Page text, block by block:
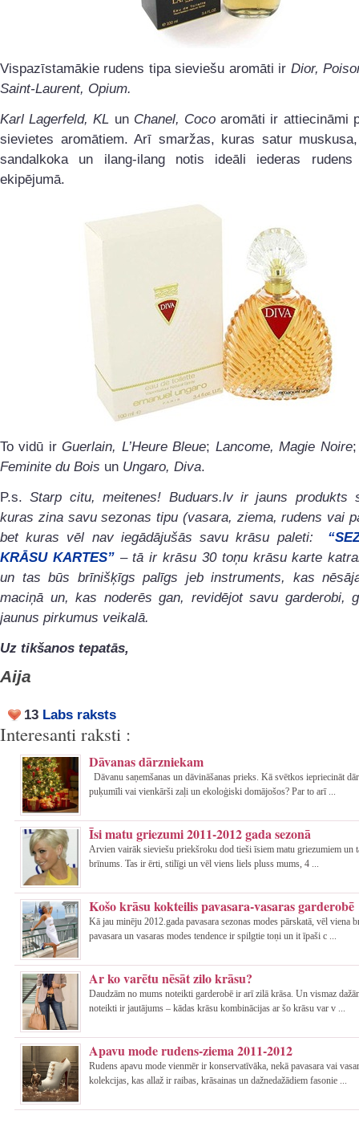
Vispazīstamākie rudens tipa sieviešu aromāti ir Dior,
Saint-Laurent, Opium.
Karl Lagerfeld, KL un Chanel, Coco aromāti ir attiecināmi
sievietes aromātiem. Arī smaržas, kuras satur
sandalkoka un ilang-ilang notis ideāli iederas rudens
ekipējumā.
To vidū irGuerlain, L’Heure Bleue; Lancome, Magie Noire
Feminite du Bois un Ungaro, Diva.
P.s.Starp citu, meitenes! Buduars.lv ir jauns produkts
kuras zina savu sezonas tipu (vasara, ziema, rudens vai
bet kuras vēl nav iegādājušās savu krāsu paleti:
KRĀSU KARTES”– tā ir krāsu 30 toņu krāsu karte
un tas būs brīnišķīgs palīgs jeb instruments, kas
maciņā un, kas noderēs gan, revidējot savu garderobi,
jaunus pirkumus veikalā.
Uz tikšanos tepatās,
Aija
13 Labs raksts
Interesanti raksti :
Dāvanas dārzniekam
Dāvanu saņemšanas un dāvināšanas prieks. Kā svētkos iepriecināt
puķumīli vai vienkārši zaļi un ekoloģiski domājošos? Par to arī ...
Īsi matu griezumi 2011-2012 gada sezonā
Arvien vairāk sieviešu priekšroku dod tieši īsiem matu griezumiem un
brīnums. Tas ir ērti, stilīgi un vēl viens liels pluss mums, 4 ...
Košo krāsu kokteilis pavasara-vasaras garderobē
Kā jau minēju 2012.gada pavasara sezonas modes pārskatā, vēl viena
pavasara un vasaras modes tendence ir spilgtie toņi un it īpaši c ...
Ar ko varētu nēsāt zilo krāsu?
Daudzām no mums noteikti garderobē ir arī zilā krāsa. Un vismaz
noteikti ir jautājums – kādas krāsu kombinācijas ar šo krāsu var v ...
Apavu mode rudens-ziema 2011-2012
Rudens apavu mode vienmēr ir konservatīvāka, nekā pavasara vai
kolekcijas, kas allaž ir raibas, krāsainas un dažnedažādiem fasonie ...